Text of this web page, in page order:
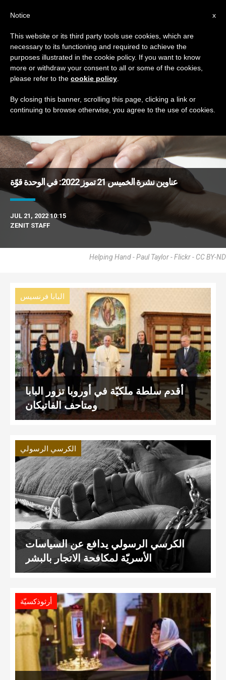
DAY
July 21st, 2022
DERNIÈRES NOUVELLES
عناوين نشرة الخميس 21 تموز 2022: في الوحدة قوّة
JUL 21, 2022 10:15
ZENIT STAFF
Helping Hand - Paul Taylor - Flickr - CC BY-ND
البابا فرنسيس
أقدم سلطة ملكيّة في أوروبا تزور البابا
ومتاحف الفاتيكان
الكرسي الرسولي
الكرسي الرسولي يدافع عن السياسات
الأسريّة لمكافحة الاتجار بالبشر
أرثوذكسيّة
x
Notice
This website or its third party tools use cookies, which are
necessary to its functioning and required to achieve the
purposes illustrated in the cookie policy. If you want to know
more or withdraw your consent to all or some of the cookies,
please refer to the cookie policy
By closing this banner, scrolling this page, clicking a link or
continuing to browse otherwise, you agree to the use of cookies.